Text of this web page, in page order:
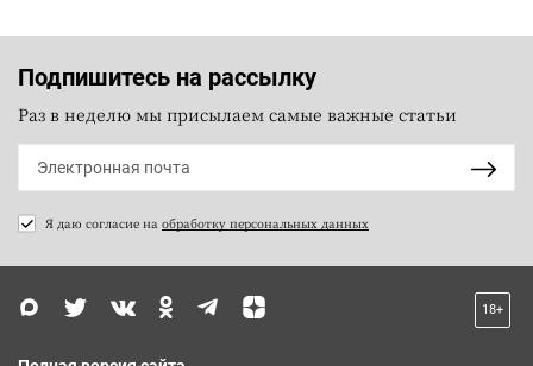
Подпишитесь на рассылку
Раз в неделю мы присылаем самые важные статьи
Я даю согласие на обработку персональных данных
18+